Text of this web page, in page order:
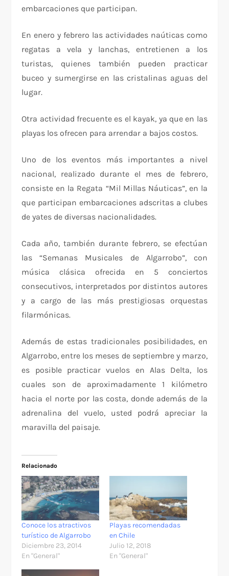
embarcaciones que participan.
En enero y febrero las actividades naúticas como
regatas a vela y lanchas, entretienen a los
turistas, quienes también pueden practicar
buceo y sumergirse en las cristalinas aguas del
lugar.
Otra actividad frecuente es el kayak, ya que en las
playas los ofrecen para arrendar a bajos costos.
Uno de los eventos más importantes a nivel
nacional, realizado durante el mes de febrero,
consiste en la Regata “Mil Millas Náuticas”, en la
que participan embarcaciones adscritas a clubes
de yates de diversas nacionalidades.
Cada año, también durante febrero, se efectúan
las “Semanas Musicales de Algarrobo”, con
música clásica ofrecida en 5 conciertos
consecutivos, interpretados por distintos autores
y a cargo de las más prestigiosas orquestas
filarmónicas.
Además de estas tradicionales posibilidades, en
Algarrobo, entre los meses de septiembre y marzo,
es posible practicar vuelos en Alas Delta, los
cuales son de aproximadamente 1 kilómetro
hacia el norte por las costa, donde además de la
adrenalina del vuelo, usted podrá apreciar la
maravilla del paisaje.
Relacionado
Conoce los atractivos
turístico de Algarrobo
Diciembre 23, 2014
En "General"
Playas recomendadas
en Chile
Julio 12, 2018
En "General"